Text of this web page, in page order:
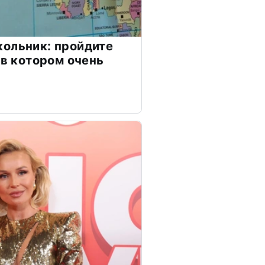
пройдите
котором очень